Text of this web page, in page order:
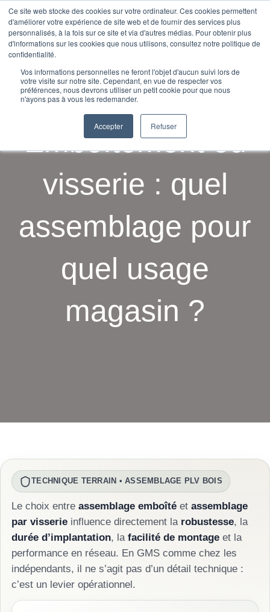
Ce site web stocke des cookies sur votre ordinateur. Ces cookies permettent
d'améliorer votre expérience de site web et de fournir des services plus
personnalisés, à la fois sur ce site et via d'autres médias. Pour obtenir plus
d'informations sur les cookies que nous utilisons, consultez notre politique de
confidentialité.
Vos informations personnelles ne feront l'objet d'aucun suivi lors de
votre visite sur notre site. Cependant, en vue de respecter vos
préférences, nous devrons utiliser un petit cookie pour que nous
n'ayons pas à vous les redemander.
Accepter Refuser
Absolu Wood
Emboîtement ou
visserie : quel
assemblage pour
quel usage
magasin ?
TECHNIQUE TERRAIN • ASSEMBLAGE PLV BOIS
Le choix entre assemblage emboîté et assemblage
par visserie influence directement la robustesse, la
durée d’implantation, la facilité de montage et la
performance en réseau. En GMS comme chez les
indépendants, il ne s’agit pas d’un détail technique :
c’est un levier opérationnel.